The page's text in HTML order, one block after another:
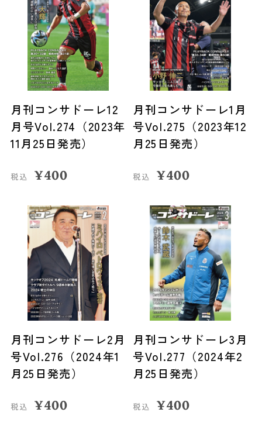
月刊コンサドーレ12
月号Vol.274（2023年
11月25日発売）
税込 ¥400
月刊コンサドーレ1月
号Vol.275（2023年12
月25日発売）
税込 ¥400
月刊コンサドーレ2月
号Vol.276（2024年1
月25日発売）
税込 ¥400
月刊コンサドーレ3月
号Vol.277（2024年2
月25日発売）
税込 ¥400